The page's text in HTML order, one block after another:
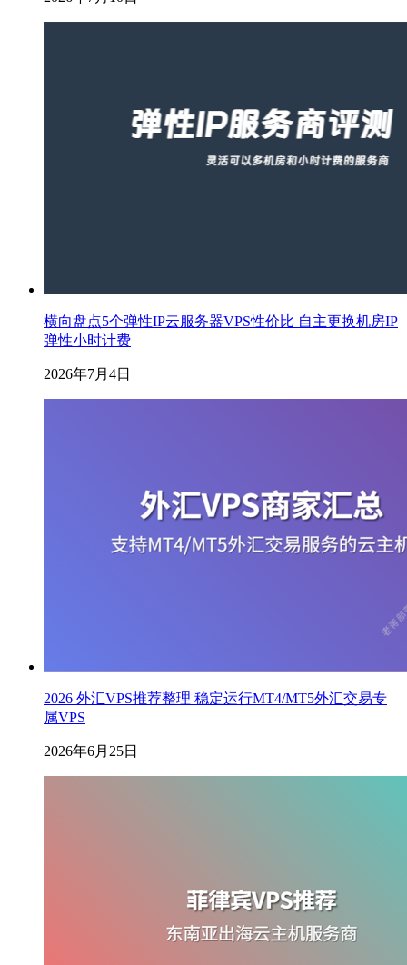
横向盘点5个弹性IP云服务器VPS性价比 自主更换机房IP
弹性小时计费
2026年7月4日
2026 外汇VPS推荐整理 稳定运行MT4/MT5外汇交易专
属VPS
2026年6月25日